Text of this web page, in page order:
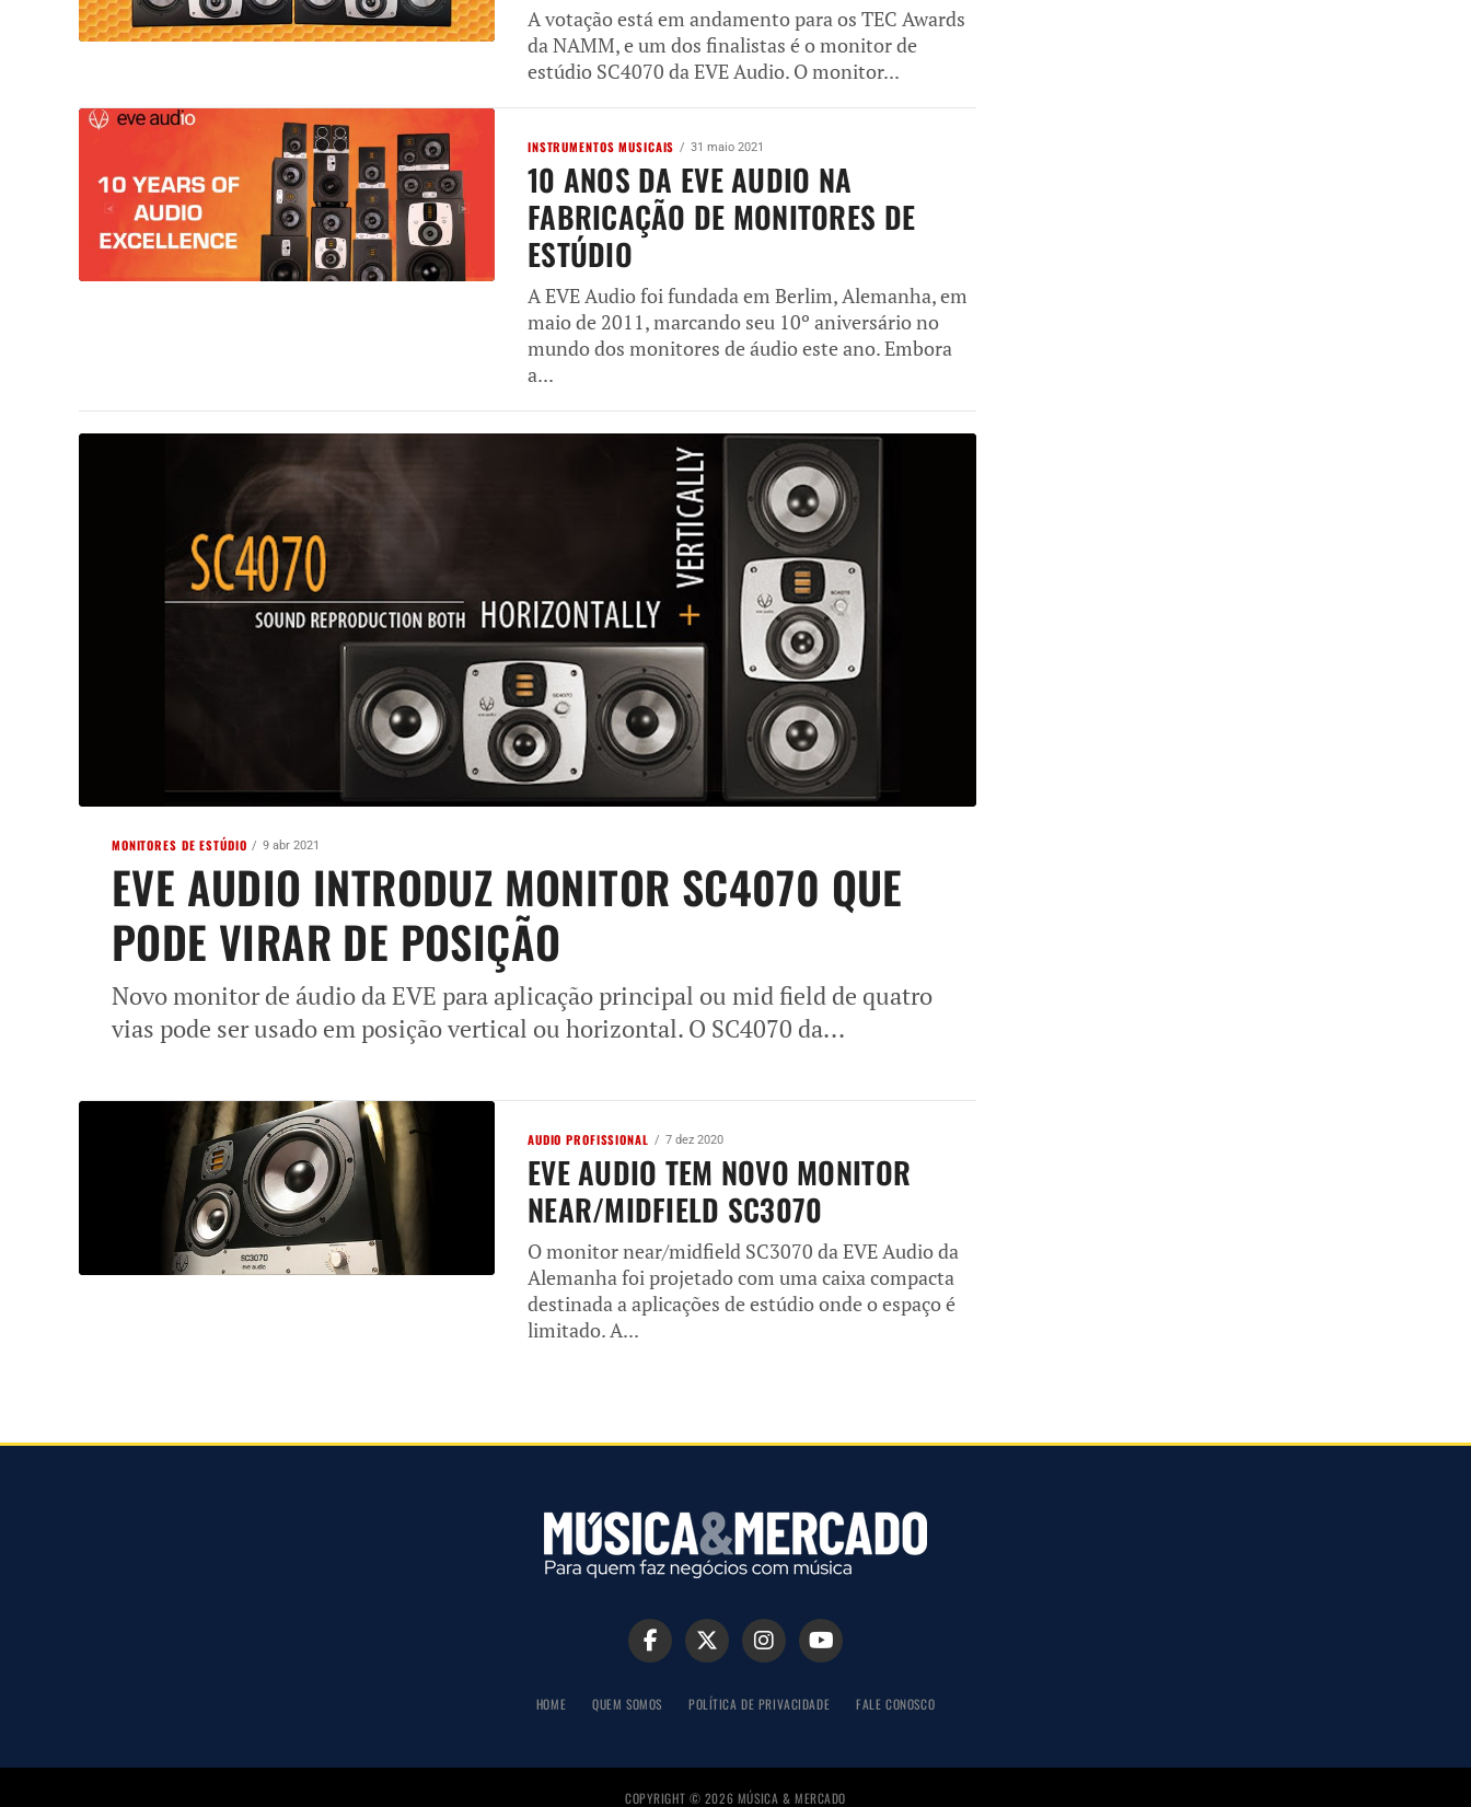
A votação está em andamento para os TEC Awards
da NAMM, e um dos finalistas é o monitor de
estúdio SC4070 da EVE Audio. O monitor...
INSTRUMENTOS MUSICAIS 31 maio 2021
10 ANOS DA EVE AUDIO NA
FABRICAÇÃO DE MONITORES DE
ESTÚDIO
A EVE Audio foi fundada em Berlim, Alemanha, em
maio de 2011, marcando seu 10º aniversário no
mundo dos monitores de áudio este ano. Embora
a...
MONITORES DE ESTÚDIO 9 abr 2021
EVE AUDIO INTRODUZ MONITOR SC4070 QUE
PODE VIRAR DE POSIÇÃO
Novo monitor de áudio da EVE para aplicação principal ou mid field de quatro
vias pode ser usado em posição vertical ou horizontal. O SC4070 da...
AUDIO PROFISSIONAL 7 dez 2020
EVE AUDIO TEM NOVO MONITOR
NEAR/MIDFIELD SC3070
O monitor near/midfield SC3070 da EVE Audio da
Alemanha foi projetado com uma caixa compacta
destinada a aplicações de estúdio onde o espaço é
limitado. A...
HOME QUEM SOMOS POLÍTICA DE PRIVACIDADE FALE CONOSCO
COPYRIGHT © 2026 MÚSICA & MERCADO